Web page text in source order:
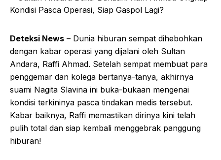
Deteksi News – Dunia hiburan sempat dihebohkan
dengan kabar operasi yang dijalani oleh Sultan
Andara, Raffi Ahmad. Setelah sempat membuat para
penggemar dan kolega bertanya-tanya, akhirnya
suami Nagita Slavina ini buka-bukaan mengenai
kondisi terkininya pasca tindakan medis tersebut.
Kabar baiknya, Raffi memastikan dirinya kini telah
pulih total dan siap kembali menggebrak panggung
hiburan!